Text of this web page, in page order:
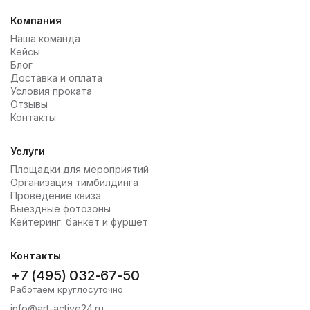
Бархат — выглядит роскошно, предназначена для
(свадьбы, юбилеи).
Жаккард — плотная и прочная ткань, которая
украсит стол на детском или другом празднике.
Стрейч — тянущаяся ткань. Скатерти из нее
выглядят стильно и современно. Отличный выбор
Москве и области. Также клиентам доступен
самовывоз.
Компания
Наша команда
Кейсы
Блог
Доставка и оплата
Условия проката
Отзывы
Контакты
Услуги
Площадки для мероприятий
Организация тимбилдинга
Проведение квиза
Выездные фотозоны
Кейтеринг: банкет и фуршет
Контакты
+7 (495) 032-67-50
Работаем круглосуточно